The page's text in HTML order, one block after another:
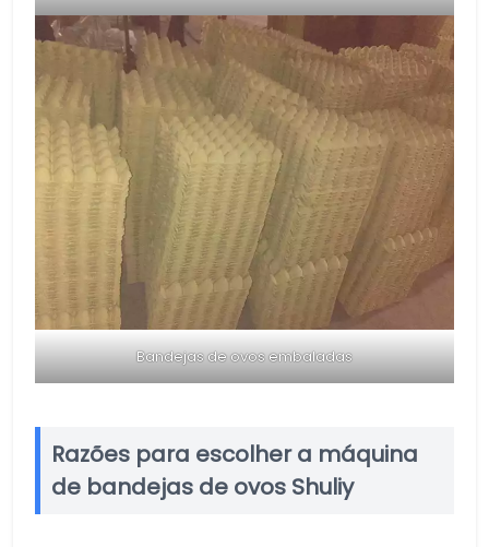
Bandejas de ovos embaladas
Razões para escolher a máquina
de bandejas de ovos Shuliy